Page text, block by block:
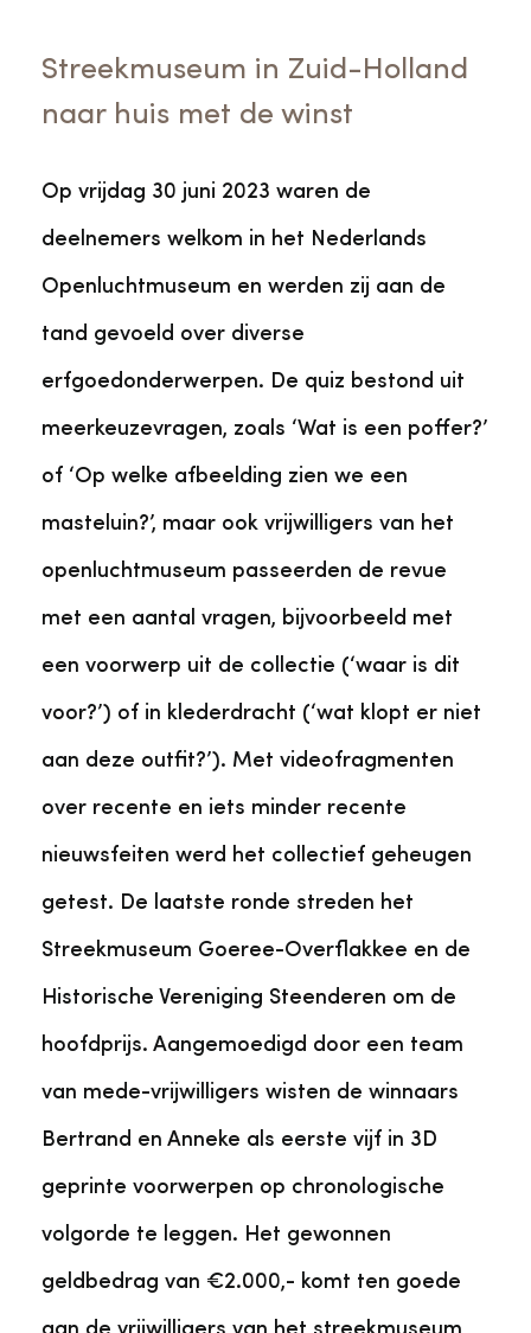
Streekmuseum in Zuid-Holland
naar huis met de winst
Op vrijdag 30 juni 2023 waren de
deelnemers welkom in het Nederlands
Openluchtmuseum en werden zij aan de
tand gevoeld over diverse
erfgoedonderwerpen. De quiz bestond uit
meerkeuzevragen, zoals ‘Wat is een poffer?’
of ‘Op welke afbeelding zien we een
masteluin?’, maar ook vrijwilligers van het
openluchtmuseum passeerden de revue
met een aantal vragen, bijvoorbeeld met
een voorwerp uit de collectie (‘waar is dit
voor?’) of in klederdracht (‘wat klopt er niet
aan deze outfit?’). Met videofragmenten
over recente en iets minder recente
nieuwsfeiten werd het collectief geheugen
getest. De laatste ronde streden het
Streekmuseum Goeree-Overflakkee en de
Historische Vereniging Steenderen om de
hoofdprijs. Aangemoedigd door een team
van mede-vrijwilligers wisten de winnaars
Bertrand en Anneke als eerste vijf in 3D
geprinte voorwerpen op chronologische
volgorde te leggen. Het gewonnen
geldbedrag van €2.000,- komt ten goede